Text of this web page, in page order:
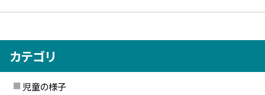
カテゴリ
児童の様子